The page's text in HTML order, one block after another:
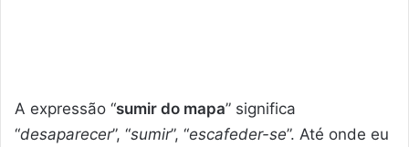
A expressão “sumir do mapa” significa
“desaparecer”, “sumir”, “escafeder-se”. Até onde eu